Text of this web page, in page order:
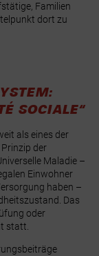
Familien
dort zu
SOCIALE“
als eines der
der
Maladie –
Einwohner
haben –
Das
oder
statt